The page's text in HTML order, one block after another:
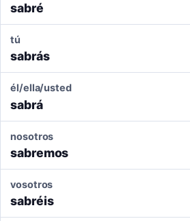
sabré
tú
sabrás
él/ella/usted
sabrá
nosotros
sabremos
vosotros
sabréis